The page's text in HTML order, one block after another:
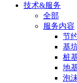
技术&服务
全部
服务内容
节
基
桩
地
泡